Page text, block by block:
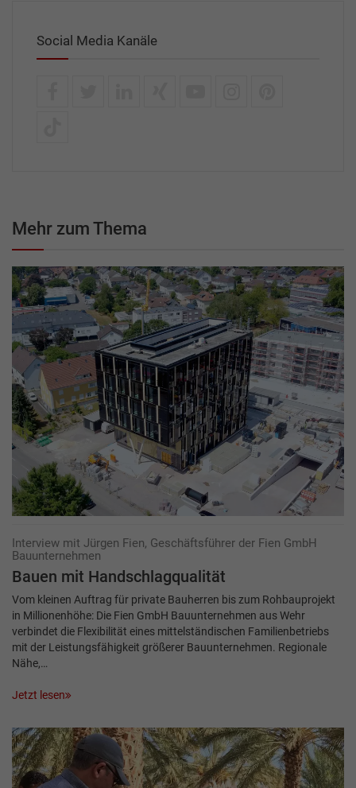
Social Media Kanäle
Mehr zum Thema
Interview mit Jürgen Fien, Geschäftsführer der Fien GmbH
Bauunternehmen
Bauen mit Handschlagqualität
Vom kleinen Auftrag für private Bauherren bis zum Rohbauprojekt
in Millionenhöhe: Die Fien GmbH Bauunternehmen aus Wehr
verbindet die Flexibilität eines mittelständischen Familienbetriebs
mit der Leistungsfähigkeit größerer Bauunternehmen. Regionale
Nähe,…
Jetzt lesen